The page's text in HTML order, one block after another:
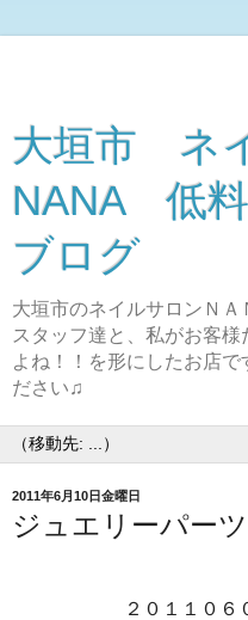
大垣市 ネ
NANA 低
ブログ
大垣市のネイルサロンＮ
スタッフ達と、私がお客
よね！！を形にしたお店
ださい♫
2011年6月10日金曜日
ジュエリーパー
２０１１０